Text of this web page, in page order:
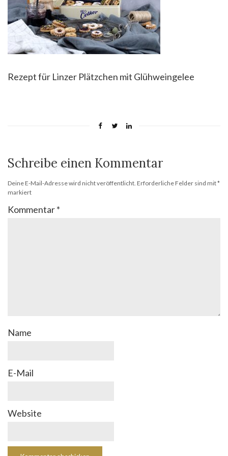
Rezept für Linzer Plätzchen mit Glühweingelee
Schreibe einen Kommentar
Deine E-Mail-Adresse wird nicht veröffentlicht. Erforderliche Felder sind mit*
markiert
Kommentar*
Name
E-Mail
Website